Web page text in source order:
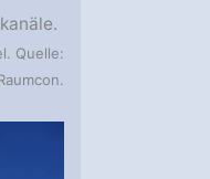
Quelle: